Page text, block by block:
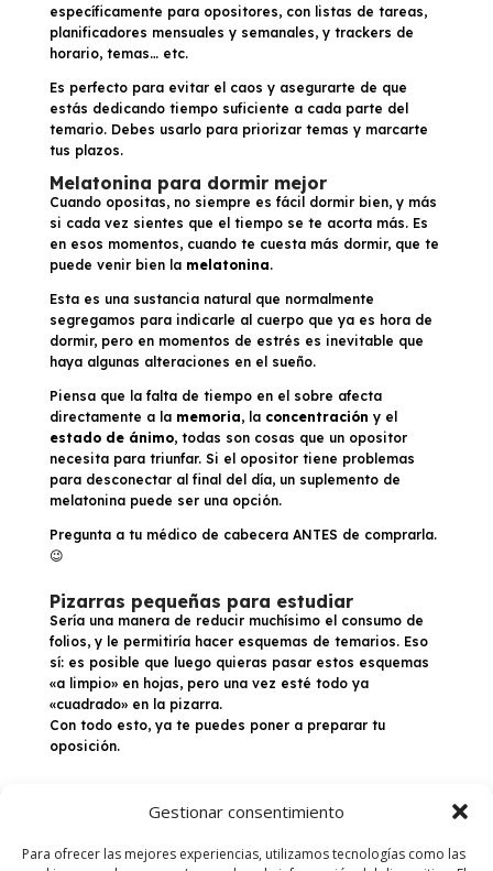
Gestionar consentimiento
Para ofrecer las mejores experiencias, utilizamos tecnologías como las
específicamente para opositores, con listas de tareas,
planificadores mensuales y semanales, y trackers de
horario, temas… etc.
Es perfecto para evitar el caos y asegurarte de que
estás dedicando tiempo suficiente a cada parte del
temario. Debes usarlo para priorizar temas y marcarte
tus plazos.
Melatonina para dormir mejor
Cuando opositas, no siempre es fácil dormir bien, y más
si cada vez sientes que el tiempo se te acorta más. Es
en esos momentos, cuando te cuesta más dormir, que te
puede venir bien la melatonina.
Esta es una sustancia natural que normalmente
segregamos para indicarle al cuerpo que ya es hora de
dormir, pero en momentos de estrés es inevitable que
haya algunas alteraciones en el sueño.
Piensa que la falta de tiempo en el sobre afecta
directamente a la memoria, la concentración y el
estado de ánimo, todas son cosas que un opositor
necesita para triunfar. Si el opositor tiene problemas
para desconectar al final del día, un suplemento de
melatonina puede ser una opción.
Pregunta a tu médico de cabecera ANTES de comprarla.
😉
Pizarras pequeñas para estudiar
Sería una manera de reducir muchísimo el consumo de
folios, y le permitiría hacer esquemas de temarios. Eso
sí: es posible que luego quieras pasar estos esquemas
«a limpio» en hojas, pero una vez esté todo ya
«cuadrado» en la pizarra.
Con todo esto, ya te puedes poner a preparar tu
oposición.